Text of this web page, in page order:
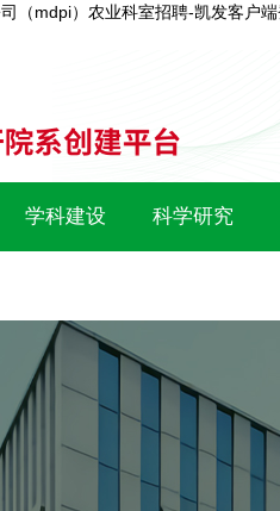
（mdpi）农业科室招聘-凯发客户
学科建设 科学研究